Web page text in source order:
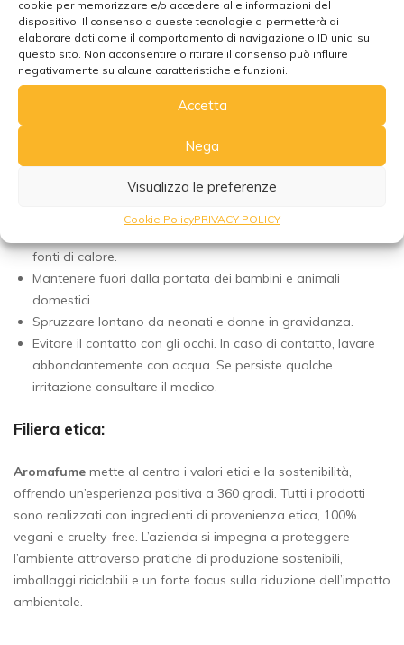
cookie per memorizzare e/o accedere alle informazioni del
dispositivo. Il consenso a queste tecnologie ci permetterà di
elaborare dati come il comportamento di navigazione o ID unici su
questo sito. Non acconsentire o ritirare il consenso può influire
negativamente su alcune caratteristiche e funzioni.
Accetta
Nega
Visualizza le preferenze
Cookie PolicyPRIVACY POLICY
tessuti (verificare prima la compatibilità su un angolo
nascosto).
Al fine di prevenire eventuali reazioni indesiderate, si
raccomanda di testare il prodotto prima dell’utilizzo.
Attenzione:
Solo per uso esterno (non ingerire)
Non adatto al contatto diretto con la pelle
Agitare prima dell’uso.
fonti di calore.
Mantenere fuori dalla portata dei bambini e animali
domestici.
Spruzzare lontano da neonati e donne in gravidanza.
Evitare il contatto con gli occhi. In caso di contatto, lavare
abbondantemente con acqua. Se persiste qualche
irritazione consultare il medico.
Filiera etica:
Aromafume mette al centro i valori etici e la sostenibilità,
offrendo un’esperienza positiva a 360 gradi. Tutti i prodotti
sono realizzati con ingredienti di provenienza etica, 100%
vegani e cruelty-free. L’azienda si impegna a proteggere
l’ambiente attraverso pratiche di produzione sostenibili,
imballaggi riciclabili e un forte focus sulla riduzione dell’impatto
ambientale.